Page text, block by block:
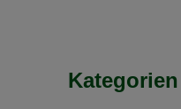
Kategorien